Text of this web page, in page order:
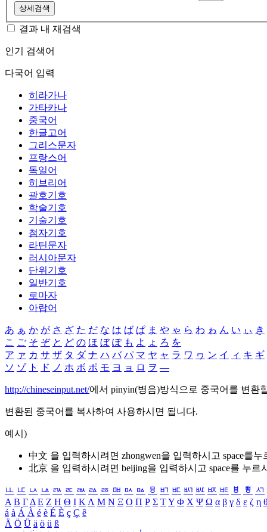
상세검색
결과 내 재검색
인기 검색어
다국어 입력
히라가나
가타카나
중국어
한글고어
그리스문자
프랑스어
독일어
히브리어
괄호기호
학술기호
기술기호
첨자기호
라틴문자
러시아문자
단위기호
일반기호
로마자
아랍어
あ ぁ か が さ ざ た だ な は ば ぱ ま や ゃ ら わ ゎ ん い ぃ き
こ ご そ ぞ と ど の ほ ぼ ぽ も よ ょ ろ を
ア ァ カ サ ザ タ ダ ナ ハ バ パ マ ヤ ャ ラ ワ ヮ ン イ ィ キ ギ
ソ ゾ ト ド ノ ホ ボ ポ モ ヨ ョ ロ ヲ ―
http://chineseinput.net/에서 pinyin(병음)방식으로 중국어를 변환
변환된 중국어를 복사하여 사용하시면 됩니다.
예시)
中文 을 입력하시려면 zhongwen을 입력하시고 space를
北京 을 입력하시려면 beijing을 입력하시고 space를 누르
ㅥ ㅦ ㅧ ㅨ ㅩ ㅪ ㅫ ㅬ ㅭ ㅮ ㅯ ㅰ ㅱ ㅲ ㅳ ㅴ ㅵ ㅶ ㅷ ㅸ ㅹ ㅺ
Α Β ΓΔ Ε Ζ Η Θ Ι ΚΛ Μ Ν Ξ Ο Π Ρ Σ ΤΥ Φ Χ Ψ Ω α β γ δ ε ζ η
á à Á À é è É È ç Ç ê
Ä Ö Ü ä ö ü ß